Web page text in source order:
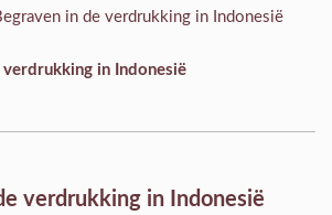
in de verdrukking in Indonesië
verdrukking in Indonesië
verdrukking in Indonesië